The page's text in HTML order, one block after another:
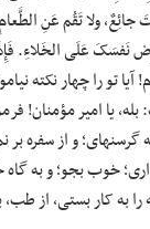
جائِعٌ،ولاتَقُمعَنِ
نَفسَکَعَلَیالخَلاءِ.
آیا تو را چهار نکته
یا امیر مؤمنان!
و از سفره
خوببجو؛ و به گاه
به کاربستی، از طب،